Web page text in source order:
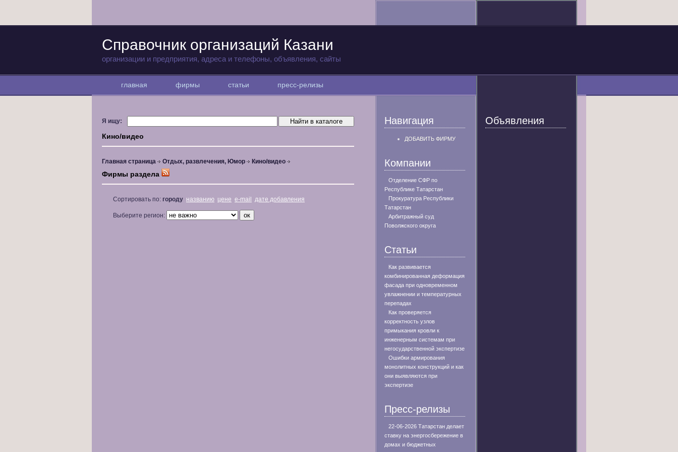
Справочник организаций Казани
организации и предприятия, адреса и телефоны, объявления, сайты
главная фирмы статьи пресс-релизы
Я ищу:
Кино/видео
Главная страница Отдых, развлечения, Юмор Кино/видео
Фирмы раздела
Сортировать по: городу названию цене e-mail дате добавления
Выберите регион:
Навигация
ДОБАВИТЬ ФИРМУ
Компании
Отделение СФР по
Республике Татарстан
Прокуратура Республики
Татарстан
Арбитражный суд
Поволжского округа
Статьи
Как развивается
комбинированная деформация
фасада при одновременном
увлажнении и температурных
перепадах
Как проверяется
корректность узлов
примыкания кровли к
инженерным системам при
негосударственной экспертизе
Ошибки армирования
монолитных конструкций и как
они выявляются при
экспертизе
Пресс-релизы
22-06-2026 Татарстан делает
ставку на энергосбережение в
домах и бюджетных
Объявления